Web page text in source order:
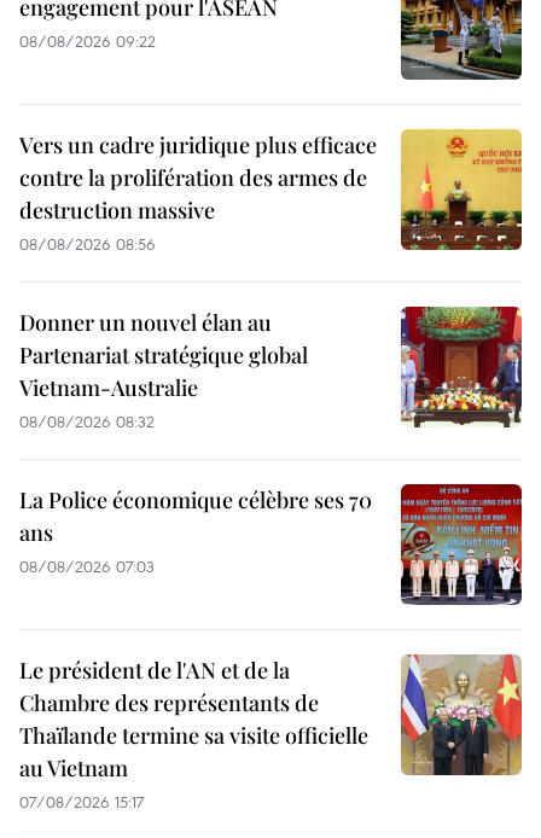
engagement pour l'ASEAN
08/08/2026 09:22
Vers un cadre juridique plus efficace
contre la prolifération des armes de
destruction massive
08/08/2026 08:56
Donner un nouvel élan au
Partenariat stratégique global
Vietnam-Australie
08/08/2026 08:32
La Police économique célèbre ses 70
ans
08/08/2026 07:03
Le président de l'AN et de la
Chambre des représentants de
Thaïlande termine sa visite officielle
au Vietnam
07/08/2026 15:17